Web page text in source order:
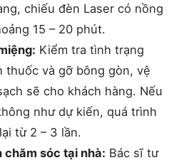
chiếu đèn Laser có nồng
15 – 20 phút.
Kiểm tra tình trạng
thuốc và gỡ bông gòn, vệ
sẽ cho khách hàng. Nếu
như dự kiến, quá trình
từ 2 – 3 lần.
chăm sóc tại nhà: Bác sĩ tư